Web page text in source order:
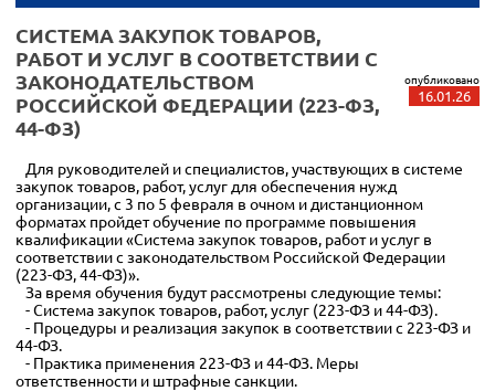
СИСТЕМА ЗАКУПОК ТОВАРОВ,
РАБОТ И УСЛУГ В СООТВЕТСТВИИ С
ЗАКОНОДАТЕЛЬСТВОМ
РОССИЙСКОЙ ФЕДЕРАЦИИ (223-ФЗ,
44-ФЗ)
опубликовано
16.01.26
Для руководителей и специалистов, участвующих в системе
закупок товаров, работ, услуг для обеспечения нужд
организации, с 3 по 5 февраля в очном и дистанционном
форматах пройдет обучение по программе повышения
квалификации «Система закупок товаров, работ и услуг в
соответствии с законодательством Российской Федерации
(223-ФЗ, 44-ФЗ)».
За время обучения будут рассмотрены следующие темы:
- Система закупок товаров, работ, услуг (223-ФЗ и 44-ФЗ).
- Процедуры и реализация закупок в соответствии с 223-ФЗ и
44-ФЗ.
- Практика применения 223-ФЗ и 44-ФЗ. Меры
ответственности и штрафные санкции.